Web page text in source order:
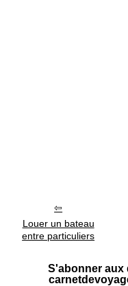
Louer un bateau
entre particuliers
S'abonner aux